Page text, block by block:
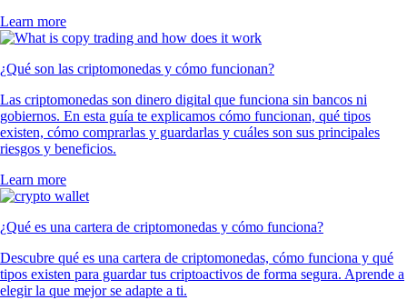
Learn more
¿Qué son las criptomonedas y cómo funcionan?
Las criptomonedas son dinero digital que funciona sin bancos ni
gobiernos. En esta guía te explicamos cómo funcionan, qué tipos
existen, cómo comprarlas y guardarlas y cuáles son sus principales
riesgos y beneficios.
Learn more
¿Qué es una cartera de criptomonedas y cómo funciona?
Descubre qué es una cartera de criptomonedas, cómo funciona y qué
tipos existen para guardar tus criptoactivos de forma segura. Aprende a
elegir la que mejor se adapte a ti.